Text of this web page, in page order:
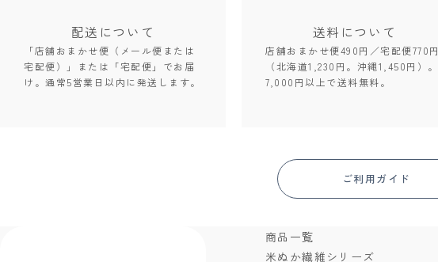
配送について
「店舗おまかせ便（メール便または
宅配便）」または「宅配便」でお届
け。通常5営業日以内に発送します。
送料について
店舗おまかせ便490円／宅配便770円
（北海道1,230円。沖縄1,450円）。
7,000円以上で送料無料。
ご利用ガイド
商品一覧
米ぬか繊維シリーズ